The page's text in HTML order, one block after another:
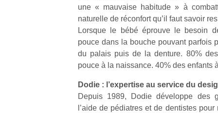
une « mauvaise habitude » à
naturelle de réconfort qu’il faut savoir
Lorsque le bébé éprouve le besoin
pouce dans la bouche pouvant parfois
du palais puis de la denture. 80%
pouce à la naissance. 40% des enfants
Dodie : l’expertise au service du
Depuis 1989, Dodie développe des
l’aide de pédiatres et de dentistes